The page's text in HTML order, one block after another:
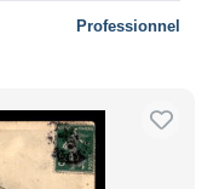
Professionnel